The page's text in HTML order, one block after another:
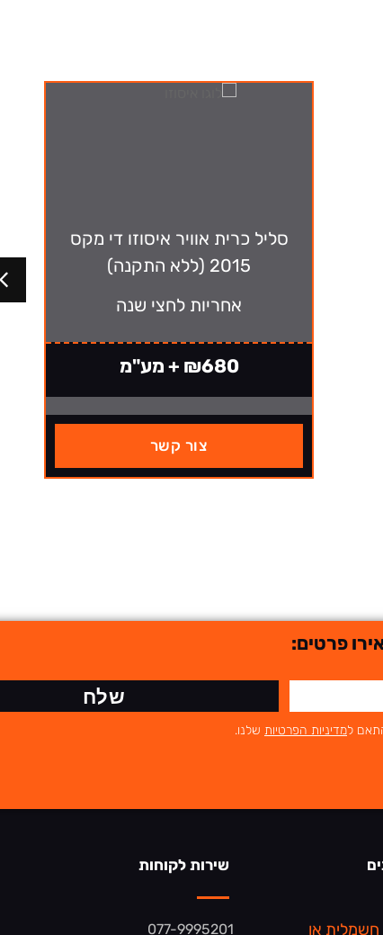
סליל כרית אוויר איסוזו די מקס
2015 (ללא התקנה)
אחריות לחצי שנה
₪680 + מע"מ
צור קשר
פרטים:
מדיניות הפרטיות שלנו.
שלח
או
שירות לקוחות
077-9995201